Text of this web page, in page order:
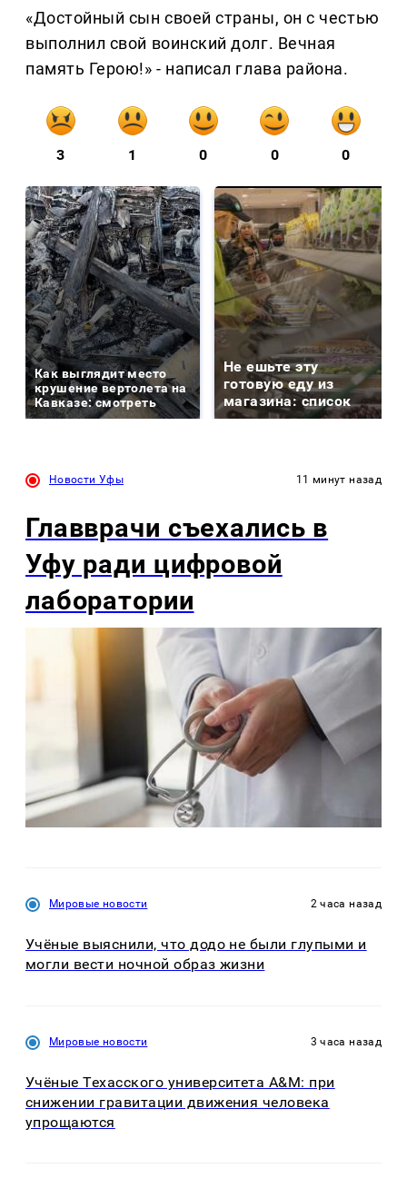
«Достойный сын своей страны, он с честью
выполнил свой воинский долг. Вечная
память Герою!» - написал глава района.
3 1 0 0 0
Как выглядит место
крушение вертолета на
Кавказе: смотреть
Не ешьте эту
готовую еду из
магазина: список
Новости Уфы 11 минут назад
Главврачи съехались в
Уфу ради цифровой
лаборатории
Мировые новости 2 часа назад
Учёные выяснили, что додо не были глупыми и
могли вести ночной образ жизни
Мировые новости 3 часа назад
Учёные Техасского университета A&M: при
снижении гравитации движения человека
упрощаются